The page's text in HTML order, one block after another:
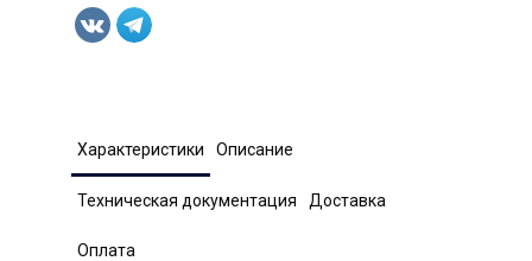
Характеристики Описание
Техническая документация Доставка
Оплата